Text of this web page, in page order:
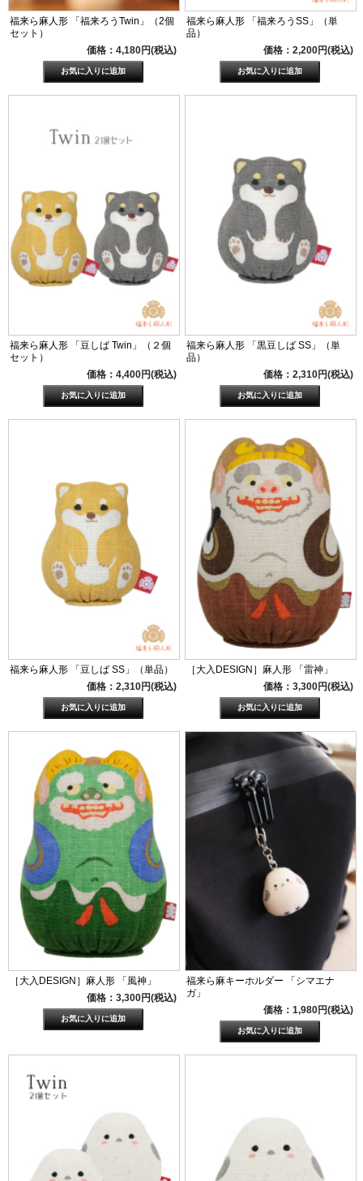
福来ら麻人形 「福来ろうTwin」（2個
セット）
価格：4,180円(税込)
福来ら麻人形 「福来ろうSS」（単
品）
価格：2,200円(税込)
福来ら麻人形 「豆しば Twin」（２個
セット）
価格：4,400円(税込)
福来ら麻人形 「黒豆しば SS」（単
品）
価格：2,310円(税込)
福来ら麻人形 「豆しば SS」（単品）
価格：2,310円(税込)
［大入DESIGN］麻人形 「雷神」
価格：3,300円(税込)
［大入DESIGN］麻人形 「風神」
価格：3,300円(税込)
福来ら麻キーホルダー 「シマエナ
ガ」
価格：1,980円(税込)